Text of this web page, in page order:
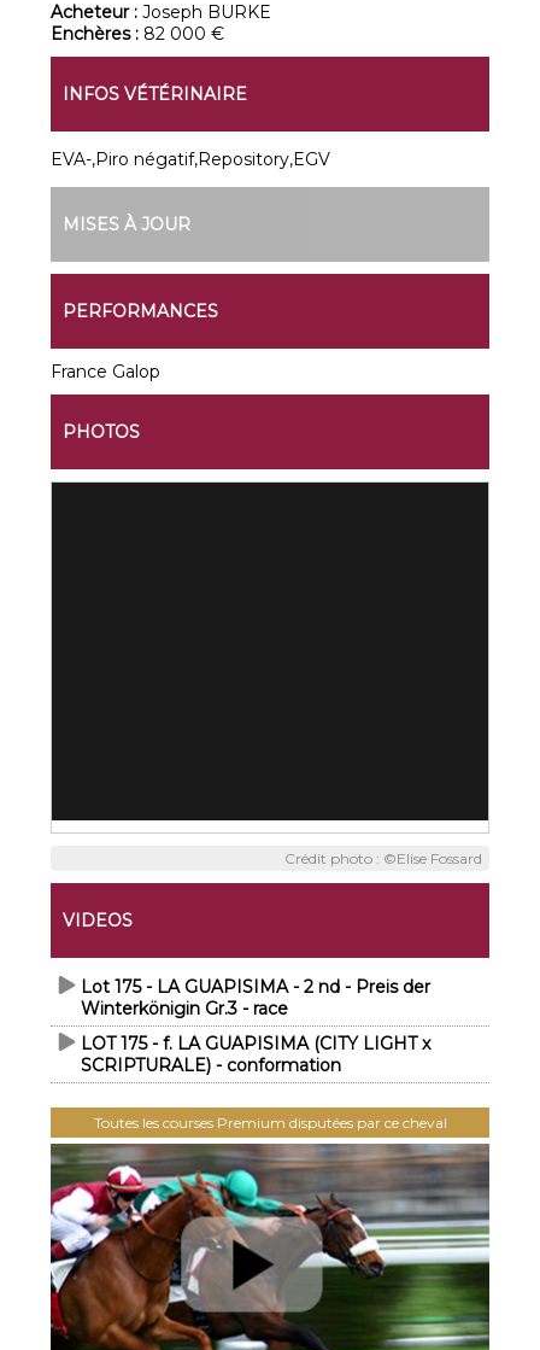
Acheteur :Joseph BURKE
Enchères : 82 000 €
INFOS VÉTÉRINAIRE
EVA-,Piro négatif,Repository,EGV
MISES À JOUR
PERFORMANCES
France Galop
PHOTOS
Crédit photo : ©Elise Fossard
VIDEOS
Lot 175 - LA GUAPISIMA - 2 nd - Preis der
Winterkönigin Gr.3 - race
LOT 175 - f. LA GUAPISIMA (CITY LIGHT x
SCRIPTURALE) - conformation
Toutes les courses Premium disputées par ce cheval